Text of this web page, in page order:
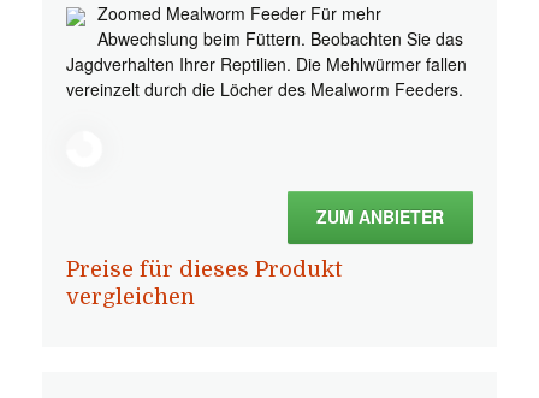
Zoomed Mealworm Feeder Für mehr
Abwechslung beim Füttern. Beobachten Sie das
Jagdverhalten Ihrer Reptilien. Die Mehlwürmer fallen
vereinzelt durch die Löcher des Mealworm Feeders.
ZUM ANBIETER
Preise für dieses Produkt
vergleichen